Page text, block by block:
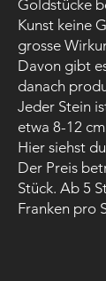
Goldstücke
Kunst keine
grosse
Davon gibt
danach
Jeder Stein
etwa 8-12
Hier siehst
Der Preis
Stück. Ab 5
Franken pro